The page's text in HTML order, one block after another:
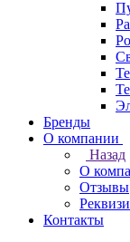
Бренды
О компании
Назад
О
Отзывы
Контакты